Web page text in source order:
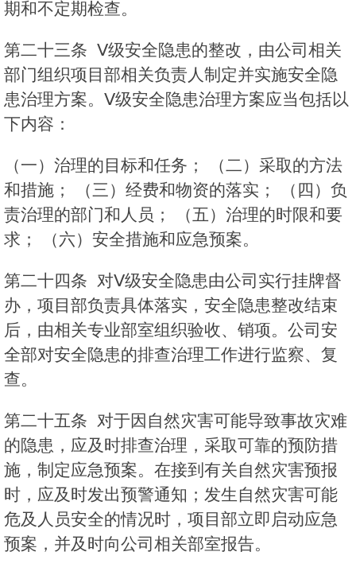
期和不定期检查。
第二十三条 Ⅴ级安全隐患的整改，由公司相关
部门组织项目部相关负责人制定并实施安全隐
患治理方案。Ⅴ级安全隐患治理方案应当包括以
下内容：
（一）治理的目标和任务； （二）采取的方法
和措施； （三）经费和物资的落实； （四）负
责治理的部门和人员； （五）治理的时限和要
求； （六）安全措施和应急预案。
第二十四条 对Ⅴ级安全隐患由公司实行挂牌督
办，项目部负责具体落实，安全隐患整改结束
后，由相关专业部室组织验收、销项。公司安
全部对安全隐患的排查治理工作进行监察、复
查。
第二十五条 对于因自然灾害可能导致事故灾难
的隐患，应及时排查治理，采取可靠的预防措
施，制定应急预案。在接到有关自然灾害预报
时，应及时发出预警通知；发生自然灾害可能
危及人员安全的情况时，项目部立即启动应急
预案，并及时向公司相关部室报告。